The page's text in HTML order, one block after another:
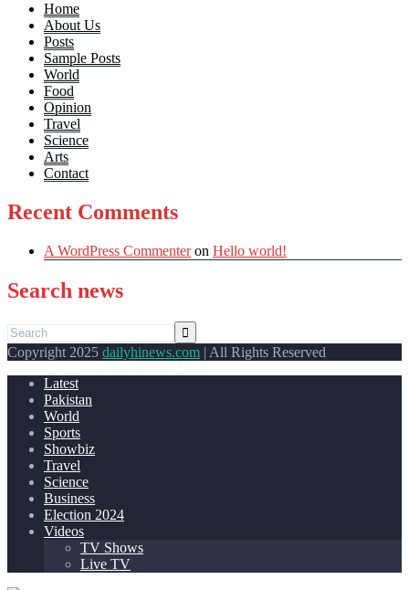
Home
About Us
Posts
Sample Posts
World
Food
Opinion
Travel
Science
Arts
Contact
Recent Comments
A WordPress Commenteron Hello world!
Search news
Copyright 2025 dailyhinews.com | All Rights Reserved
Latest
Pakistan
World
Sports
Showbiz
Travel
Science
Business
Election 2024
Videos
TV Shows
Live TV